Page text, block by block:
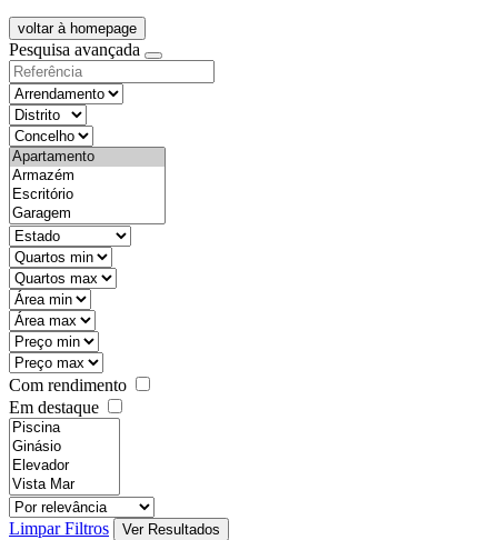
voltar à homepage
Pesquisa avançada
Com rendimento
Em destaque
Limpar Filtros Ver Resultados